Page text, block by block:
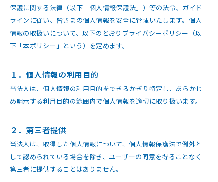
保護に関する法律（以下「個人情報保護法」）等の法令、ガイド
ラインに従い、皆さまの個人情報を安全に管理いたします。個人
情報の取扱いについて、以下のとおりプライバシーポリシー（以
下「本ポリシー」という）を定めます。
１．個人情報の利用目的
当法人は、個人情報の利用目的をできるかぎり特定し、あらかじ
め明示する利用目的の範囲内で個人情報を適切に取り扱います。
２．第三者提供
当法人は、取得した個人情報について、個人情報保護法で例外と
して認められている場合を除き、ユーザーの同意を得ることなく
第三者に提供することはありません。